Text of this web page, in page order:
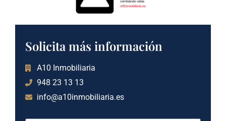
Solicita más información
A10 Inmobiliaria
948 23 13 13
info@a10inmobiliaria.es